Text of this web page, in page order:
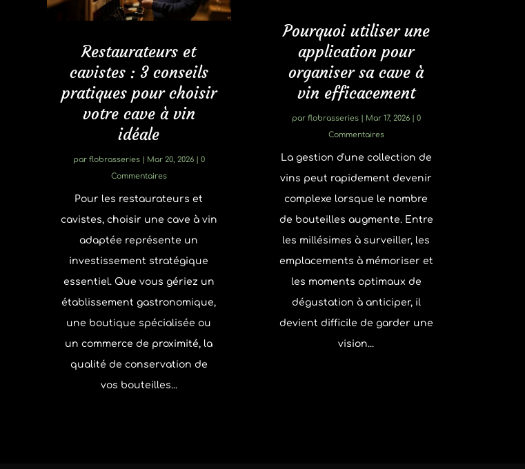
Restaurateurs et
cavistes : 3 conseils
pratiques pour choisir
votre cave à vin
idéale
par flobrasseries| Mar 20, 2026| 0
Commentaires
Pour les restaurateurs et
cavistes, choisir une cave à vin
adaptée représente un
investissement stratégique
essentiel. Que vous gériez un
établissement gastronomique,
une boutique spécialisée ou
un commerce de proximité, la
qualité de conservation de
vos bouteilles...
Pourquoi utiliser une
application pour
organiser sa cave à
vin efficacement
par flobrasseries| Mar 17, 2026| 0
Commentaires
La gestion d'une collection de
vins peut rapidement devenir
complexe lorsque le nombre
de bouteilles augmente. Entre
les millésimes à surveiller, les
emplacements à mémoriser et
les moments optimaux de
dégustation à anticiper, il
devient difficile de garder une
vision...